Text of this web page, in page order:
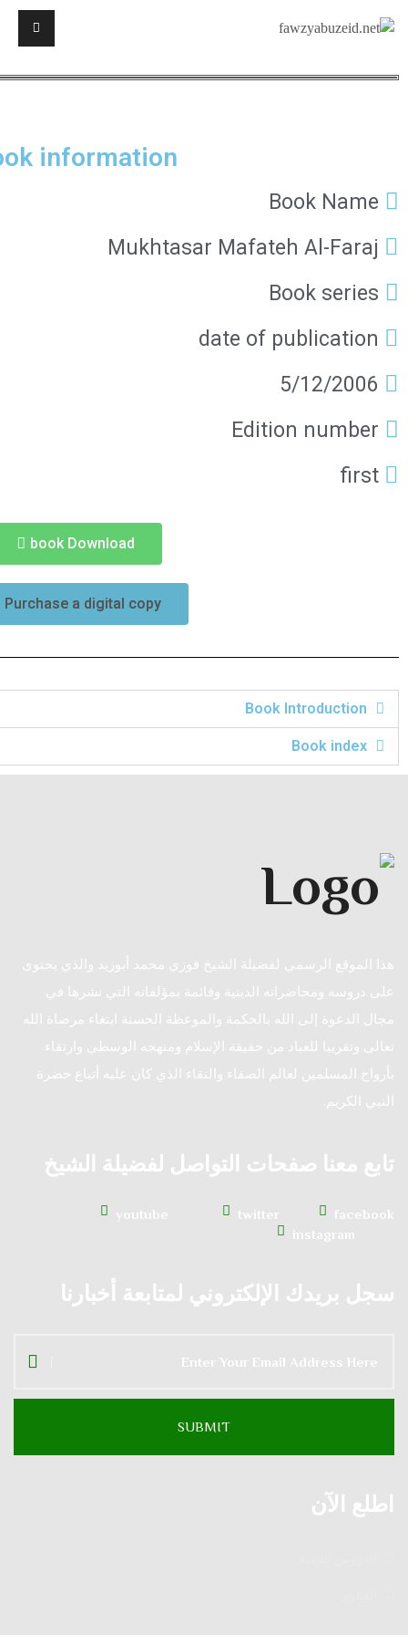
information
Book Name
Mukhtasar Mafateh Al-Faraj
Book series
date of publication
5/12/2006
Edition number
first
book Download
Purchase a digital copy
Book Introduction
Book index
هذا الموقع الرسمي لفضيلة الشيخ فوزي محمد أبوزيد والذي يحتوى
على دروسه ومحاضراته الدينية وقائمة بمؤلفاته التي نشرها في
مجال الدعوة إلى الله بالحكمة والموعظة الحسنة ابتغاء مرضاة الله
تعالى وتقريبا للعباد من حقيقة الإسلام ومنهجه الوسطي وارتقاء
بأرواح المسلمين لعالم الصفاء والنقاء الذي كان عليه أتباع حضرة
النبي الكريم.
تابع معنا صفحات التواصل لفضيلة الشيخ
facebook
twitter
youtube
instagram
سجل بريدك الإلكتروني لمتابعة أخبارنا
اطلع الآن